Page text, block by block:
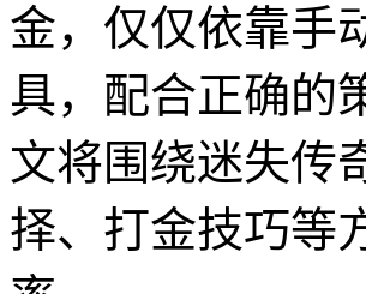
金，仅仅依靠手
具，配合正确的
文将围绕迷失传
择、打金技巧等